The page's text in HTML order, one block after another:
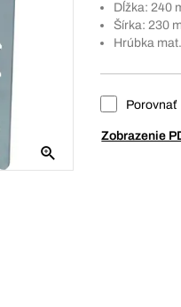
Dĺžka: 240
Šírka: 230
Hrúbka
Porovnať
Zobrazenie